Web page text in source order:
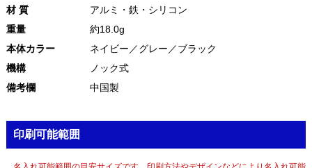
材 質
アルミ・鉄・シリコン
重量
約18.0g
本体カラー
ネイビー／グレー／ブラック
機構
ノック式
備考欄
中国製
印刷可能範囲